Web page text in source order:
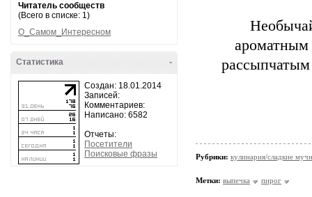
Читатель сообществ
(Всего в списке: 1)
О_Самом_Интересном
-
Статистика
Создан: 18.01.2014
Записей:
Комментариев:
Написано: 6582
Отчеты:
Посетители
Поисковые фразы
ароматным
рассыпчатым
Рубрики: кулинария/сладкие
Метки: выпечка пирог